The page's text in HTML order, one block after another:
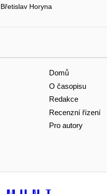
Břetislav Horyna
Domů
O časopisu
Redakce
Recenzní řízení
Pro autory